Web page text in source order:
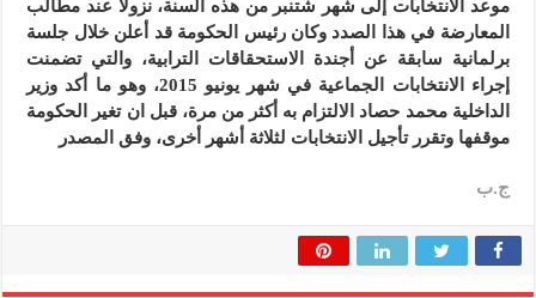
موعد الانتخابات إلى شهر شتنبر من هذه السنة، نزولا عند مطالب
المعارضة في هذا الصدد وكان رئيس الحكومة قد أعلن خلال جلسة
برلمانية سابقة عن أجندة الاستحقاقات الترابية، والتي تضمنت
إجراء الانتخابات الجماعية في شهر يونيو 2015، وهو ما أكد وزير
الداخلية محمد حصاد الالتزام به أكثر من مرة، قبل ان تغير الحكومة
موقفها وتقرر تأجيل الانتخابات لثلاثة أشهر أخرى، وفق المصدر
ج.ب